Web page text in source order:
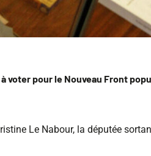
voter pour le Nouveau Front
Le Nabour, la députée